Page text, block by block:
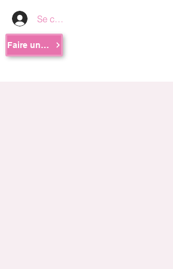
Se connecter
Faire un don